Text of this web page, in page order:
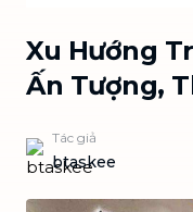
Xu Hướng
Ấn Tượng,
Tác giả
btaskee